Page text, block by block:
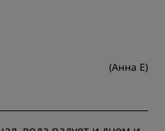
(Анна Е)